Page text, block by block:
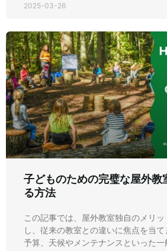
2025-03-26
子どものための完璧な屋外教
る方法
この記事では、屋外教室独自のメリ
し、従来の教室との違いに焦点を当て
予算、天候やメンテナンスといった